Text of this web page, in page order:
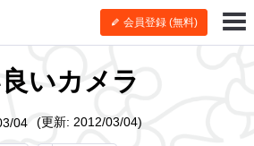
会員登録 (無料)
いカメラ
04 (更新: 2012/03/04)